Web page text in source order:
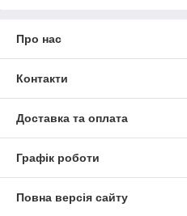
Про нас
Контакти
Доставка та оплата
Графік роботи
Повна версія сайту